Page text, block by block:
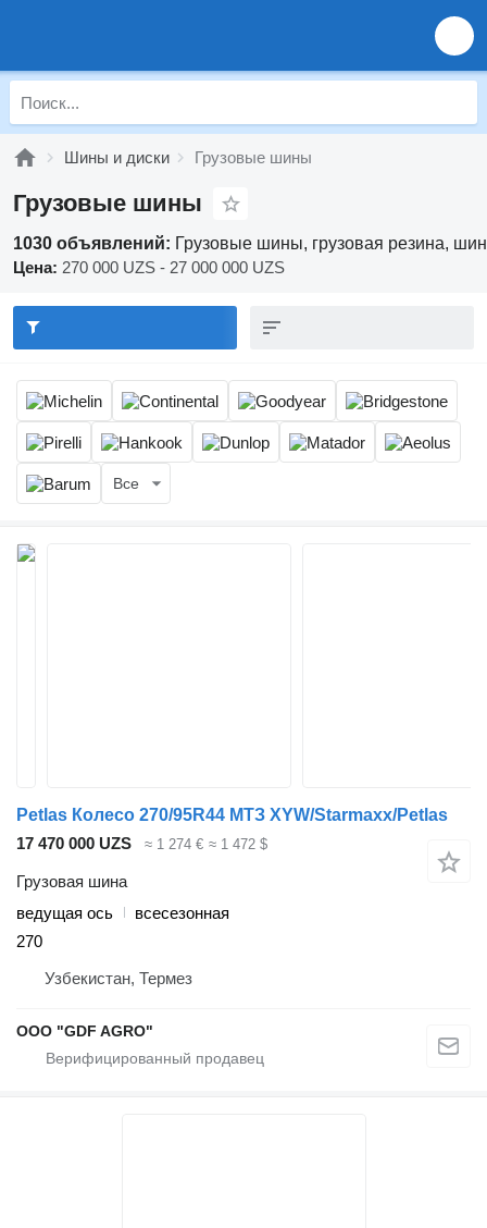
Шины и диски Грузовые шины
Грузовые шины
1030 объявлений: Грузовые шины, грузовая резина,
Цена: 270 000 UZS - 27 000 000 UZS
Все
Petlas Колесо 270/95R44 МТЗ XYW/Starmaxx/Petlas
17 470 000 UZS
≈ 1 274 € ≈ 1 472 $
Грузовая шина
ведущая ось
всесезонная
270
Узбекистан, Термез
ООО "GDF AGRO"